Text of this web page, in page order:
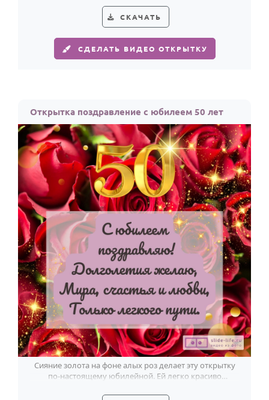
СКАЧАТЬ
СДЕЛАТЬ ВИДЕО ОТКРЫТКУ
Открытка поздравление с юбилеем 50 лет
Сияние золота на фоне алых роз делает эту открытку
по-настоящему юбилейной. Ей легко красиво